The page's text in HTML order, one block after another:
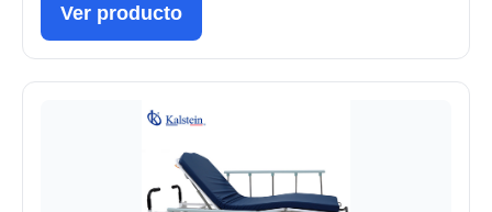
Ver producto